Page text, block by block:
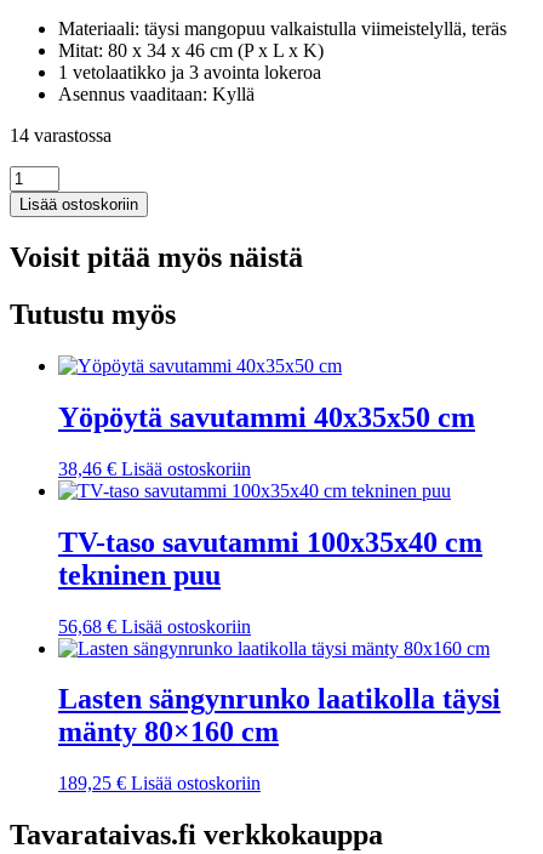
Materiaali: täysi mangopuu valkaistulla viimeistelyllä, teräs
Mitat: 80 x 34 x 46 cm (P x L x K)
1 vetolaatikko ja 3 avointa lokeroa
Asennus vaaditaan: Kyllä
14 varastossa
TV-
taso
80x34x46
täysi
määrä
Lisää ostoskoriin
Voisit pitää myös näistä
Tutustu myös
Yöpöytä savutammi 40x35x50 cm
38,46 € Lisää ostoskoriin
TV-taso savutammi 100x35x40 cm
tekninen puu
56,68 € Lisää ostoskoriin
Lasten sängynrunko laatikolla täysi
mänty 80×160 cm
189,25 € Lisää ostoskoriin
Tavarataivas.fi verkkokauppa